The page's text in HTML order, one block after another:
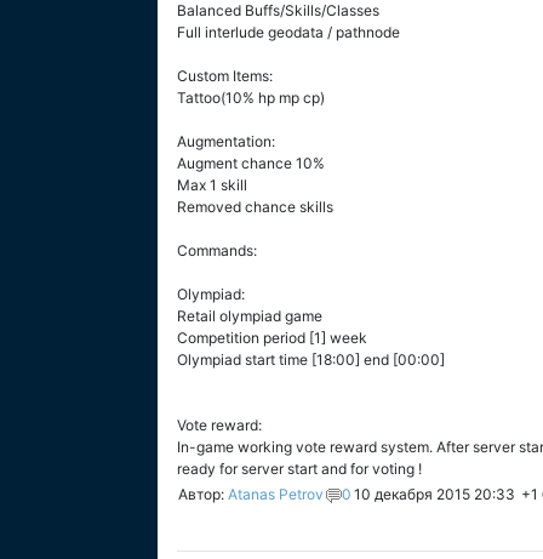
Balanced Buffs/Skills/Classes
Full interlude geodata / pathnode
Custom Items:
Tattoo(10% hp mp cp)
Augmentation:
Augment chance 10%
Max 1 skill
Removed chance skills
Commands:
Olympiad:
Retail olympiad game
Competition period [1] week
Olympiad start time [18:00] end [00:00]
Vote reward:
In-game working vote reward system. After server
ready for server start and for voting !
Автор: Atanas Petrov 0 10 декабря 2015 20:33 +1